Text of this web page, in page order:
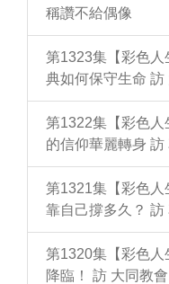
稱讚不給偶像
第1323集【彩色人
典如何保守生命
第1322集【彩色
的信仰華麗轉身
第1321集【彩色
靠自己撐多久？ 訪
第1320集【彩色人
降臨！ 訪 大同教